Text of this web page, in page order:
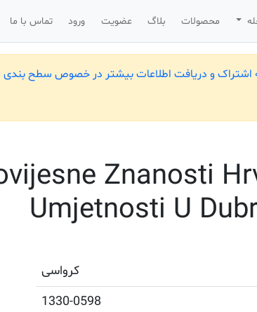
محصولات بلاگ عضویت ورود تماس با ما
اشتراک و دریافت اطلاعات بیشتر در خصوص سطح بندی
Znanosti
Umjetnosti U
کرواسی
1330-0598